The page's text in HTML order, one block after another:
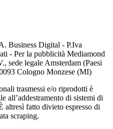
Business Digital - P.Iva
- Per la pubblicità Mediamond
sede legale Amsterdam (Paesi
Cologno Monzese (MI)
trasmessi e/o riprodotti è
all’addestramento di sistemi di
altresì fatto divieto espresso di
scraping.